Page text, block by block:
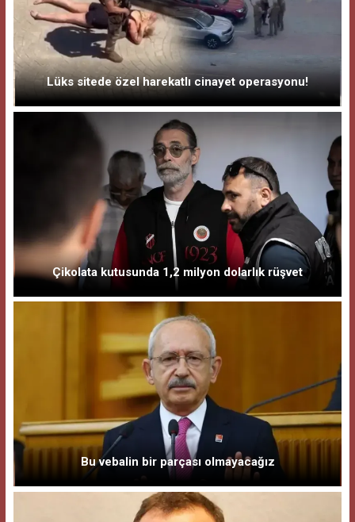
Lüks sitede özel harekatlı cinayet operasyonu!
Çikolata kutusunda 1,2 milyon dolarlık rüşvet
Bu vebalin bir parçası olmayacağız